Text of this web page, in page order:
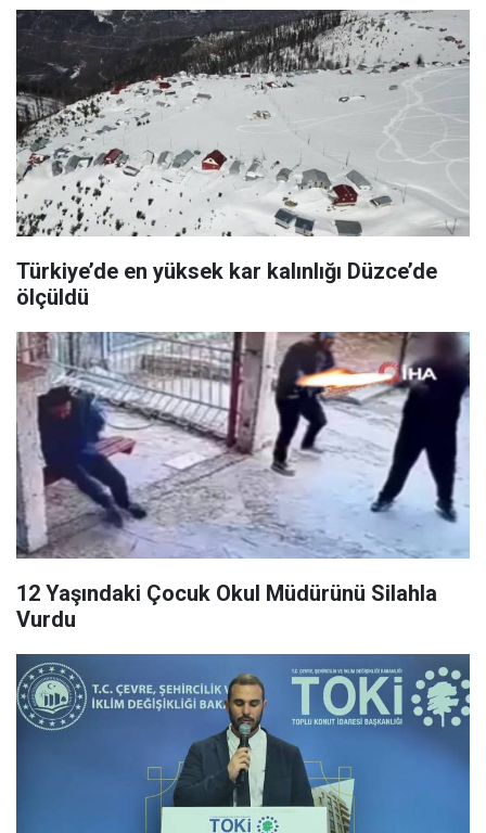
Türkiye’de en yüksek kar kalınlığı Düzce’de
ölçüldü
12 Yaşındaki Çocuk Okul Müdürünü Silahla
Vurdu